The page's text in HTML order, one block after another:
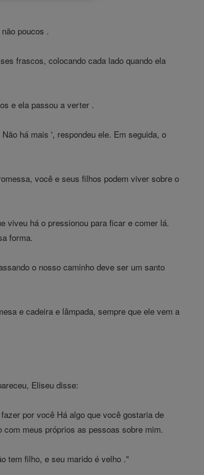
poucos .
frascos, colocando cada lado quando ela
e ela passou a verter .
há mais ', respondeu ele. Em seguida, o
você e seus filhos podem viver sobre o
viveu há o pressionou para ficar e comer lá.
forma.
o nosso caminho deve ser um santo
e cadeira e lâmpada, sempre que ele vem a
Eliseu disse:
por você Há algo que você gostaria de
meus próprios as pessoas sobre mim.
tem filho, e seu marido é velho ."